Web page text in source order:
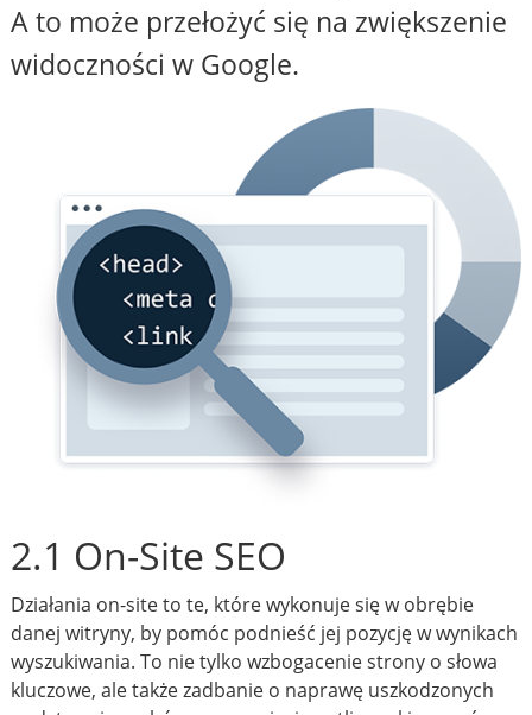
A to może przełożyć się na zwiększenie
widoczności w Google.
2.1 On-Site SEO
Działania on-site to te, które wykonuje się w obrębie
danej witryny, by pomóc podnieść jej pozycję w wynikach
wyszukiwania. To nie tylko wzbogacenie strony o słowa
kluczowe, ale także zadbanie o naprawę uszkodzonych